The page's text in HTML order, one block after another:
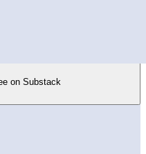
on Substack